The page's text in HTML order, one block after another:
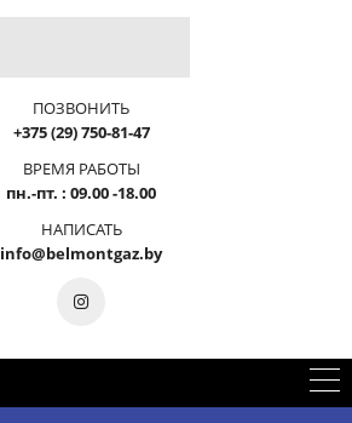
ПОЗВОНИТЬ
+375 (29) 750-81-47
ВРЕМЯ РАБОТЫ
пн.-пт. : 09.00 -18.00
НАПИСАТЬ
info@belmontgaz.by